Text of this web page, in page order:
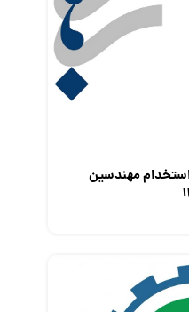
مهندسین